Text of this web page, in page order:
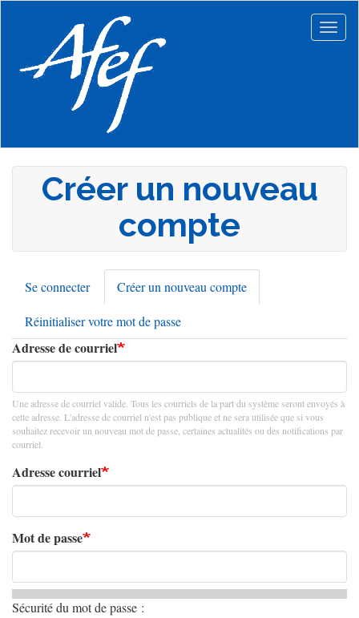
principal
Créer un nouveau
compte
Onglets
principaux
Se connecter Créer un nouveau compte
actif)
Réinitialiser votre mot de passe
Adresse de courriel
Une adresse de courriel valide. Tous les courriels de la part du système seront envoyés à
cette adresse. L'adresse de courriel n'est pas publique et ne sera utilisée que si vous
souhaitez recevoir un nouveau mot de passe, certaines actualités ou des notifications par
courriel.
Adresse courriel
Mot de passe
Sécurité du mot de passe :